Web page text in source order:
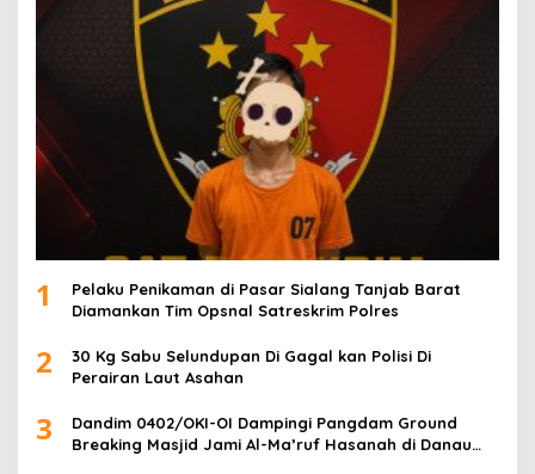
1
Pelaku Penikaman di Pasar Sialang Tanjab Barat
Diamankan Tim Opsnal Satreskrim Polres
2
30 Kg Sabu Selundupan Di Gagal kan Polisi Di
Perairan Laut Asahan
3
Dandim 0402/OKI-OI Dampingi Pangdam Ground
Breaking Masjid Jami Al-Ma’ruf Hasanah di Danau